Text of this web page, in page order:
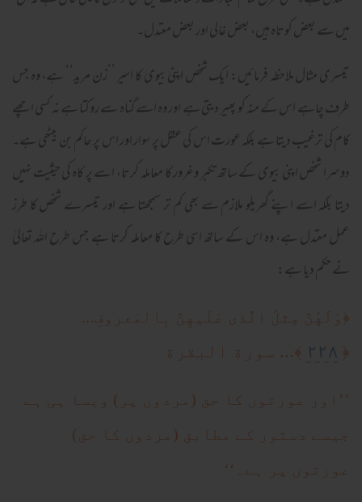
میں سے بعض کوتاہ ہیں، بعض غالی اور بعض معتدل۔
تیسری مثال ملاحظہ فرمائیں: ایک شخص اپنی بیوی کا اسیر ’’زن مرید‘‘ ہے، وہ جس
طرف چاہے اس کے منہ کو پھیر دیتی ہے اور وہ اسے گناہ سے روکتا ہے نہ کسی اچھے
کام کی ترغیب دیتا ہے بلکہ عورت اس کی عقل پر سوار اور اس پر حاکم بن بیٹھی ہے۔
دوسرا شخص اپنی بیوی کے ساتھ تکبر وغرور کا معاملہ کرتا، اسے پر کاہ کی حیثیت نہیں
دیتا بلکہ اسے اپنے گھریلو ملازم سے بھی کم تر سمجھتا ہے اور تیسرے شخص کا طرز
عمل معتدل ہے، وہ اس کے ساتھ اسی طرح کا معاملہ کرتا ہے جس طرح اللہ تعالیٰ
نے حکم دیا ہے:
﴿ وَلَهُنَّ مِثلُ الَّذى عَلَيهِنَّ بِالمَعروفِ...
﴿ ٢٢٨ ﴾... سورة البقرة
’’اور عورتوں کا حق (مردوں پر) ویسا ہی ہے
جیسے دستور کے مطابق (مردوں کا حق)
عورتوں پر ہے۔‘‘